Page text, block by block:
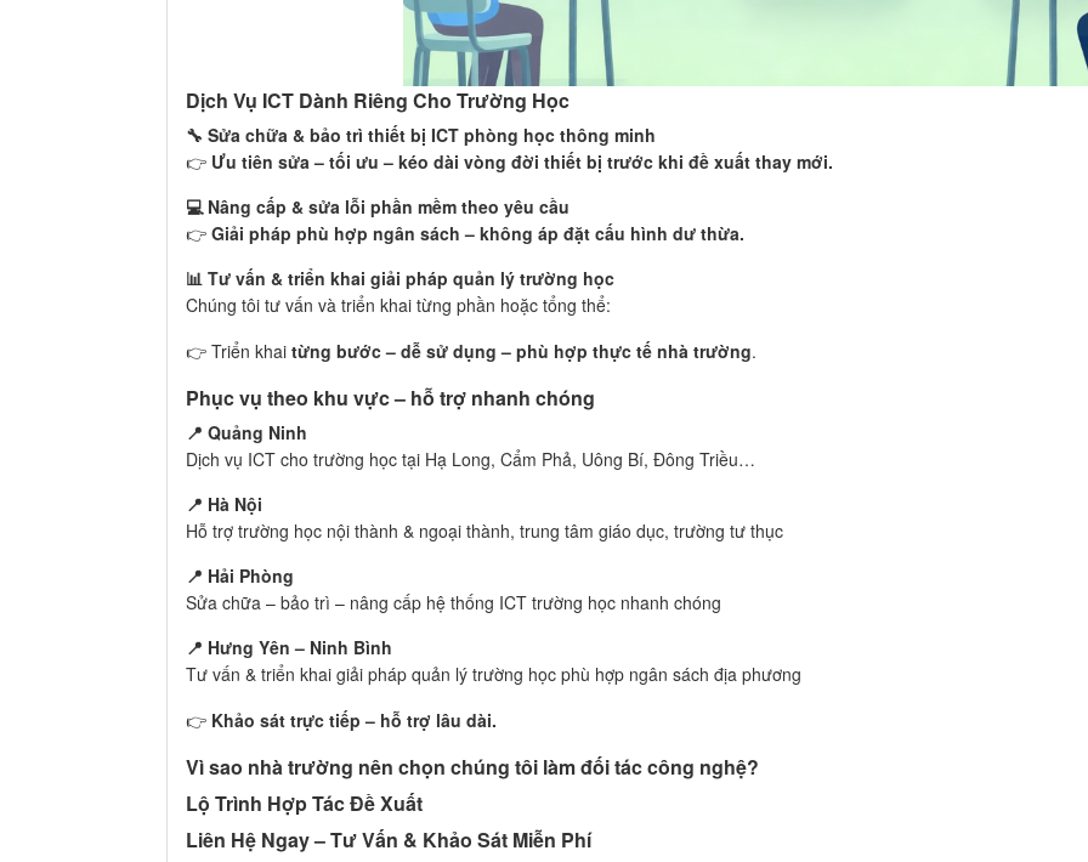
Dịch Vụ ICT Dành Riêng Cho Trường Học
🔧 Sửa chữa & bảo trì thiết bị ICT phòng học thông minh
👉 Ưu tiên sửa – tối ưu – kéo dài vòng đời thiết bị trước khi đề xuất thay mới.
💻 Nâng cấp & sửa lỗi phần mềm theo yêu cầu
👉 Giải pháp phù hợp ngân sách – không áp đặt cấu hình dư thừa.
📊 Tư vấn & triển khai giải pháp quản lý trường học
Chúng tôi tư vấn và triển khai từng phần hoặc tổng thể:
👉 Triển khai từng bước – dễ sử dụng – phù hợp thực tế nhà trường.
Phục vụ theo khu vực – hỗ trợ nhanh chóng
📍 Quảng Ninh
Dịch vụ ICT cho trường học tại Hạ Long, Cẩm Phả, Uông Bí, Đông Triều…
📍 Hà Nội
Hỗ trợ trường học nội thành & ngoại thành, trung tâm giáo dục, trường tư thục
📍 Hải Phòng
Sửa chữa – bảo trì – nâng cấp hệ thống ICT trường học nhanh chóng
📍 Hưng Yên – Ninh Bình
Tư vấn & triển khai giải pháp quản lý trường học phù hợp ngân sách địa phương
👉 Khảo sát trực tiếp – hỗ trợ lâu dài.
Vì sao nhà trường nên chọn chúng tôi làm đối tác công nghệ?
Lộ Trình Hợp Tác Đề Xuất
Liên Hệ Ngay – Tư Vấn & Khảo Sát Miễn Phí